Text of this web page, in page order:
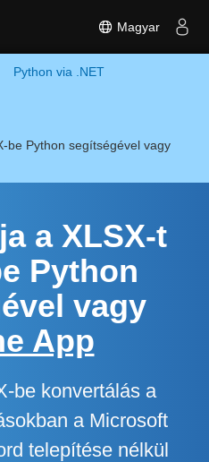
Magyar
Python via .NET
be Python segítségével vagy
a XLSX-t
Python
vagy
App
be konvertálás a
a Microsoft
telepítése nélkül